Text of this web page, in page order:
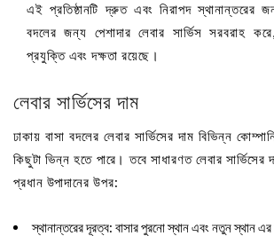
এই প্রতিষ্ঠানটি দ্রুত এবং নিরাপদ স্থানান্তরের
বদলের জন্য পেশাদার লেবার সার্ভিস সরবরাহ
প্রযুক্তি এবং দক্ষতা রয়েছে।
লেবার সার্ভিসের দাম
ঢাকায় বাসা বদলের লেবার সার্ভিসের দাম বিভিন্ন
কিছুটা ভিন্ন হতে পারে। তবে সাধারণত লেবার সার্ভিসের
প্রধান উপাদানের উপর:
স্থানান্তরের দূরত্ব: বাসার পুরনো স্থান এবং নতুন স্থান